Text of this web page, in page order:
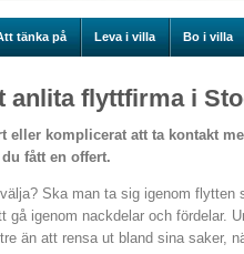
tänka på Leva i villa Bo i villa
anlita flyttfirma i
eller komplicerat att ta kontakt
fått en offert.
Ska man ta sig igenom
gå igenom nackdelar och fördelar.
än att rensa ut bland sina saker,